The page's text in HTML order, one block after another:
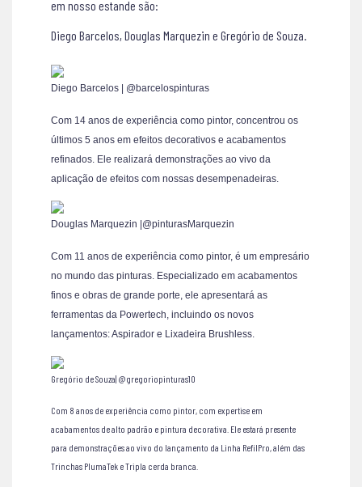
em nosso estande são:
Diego Barcelos, Douglas Marquezin e Gregório de Souza.
Diego Barcelos | @barcelospinturas
Com 14 anos de experiência como pintor, concentrou os
últimos 5 anos em efeitos decorativos e acabamentos
refinados. Ele realizará demonstrações ao vivo da
aplicação de efeitos com nossas desempenadeiras.
Douglas Marquezin |@pinturasMarquezin
Com 11 anos de experiência como pintor, é um empresário
no mundo das pinturas. Especializado em acabamentos
finos e obras de grande porte, ele apresentará as
ferramentas da Powertech, incluindo os novos
lançamentos: Aspirador e Lixadeira Brushless.
Gregório de Souza| @gregoriopinturas10
Com 8 anos de experiência como pintor, com expertise em
acabamentos de alto padrão e pintura decorativa. Ele estará presente
para demonstrações ao vivo do lançamento da Linha RefilPro, além das
Trinchas PlumaTek e Tripla cerda branca.